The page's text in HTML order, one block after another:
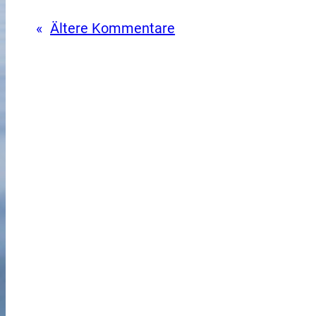
« Ältere Kommentare